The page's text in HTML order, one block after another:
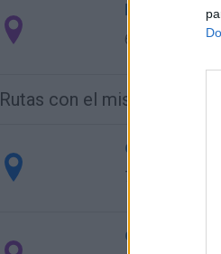
Ruta 7 >
611 km 5h 44
Rutas con el mismo destino
de
742 km
de Villodrigo